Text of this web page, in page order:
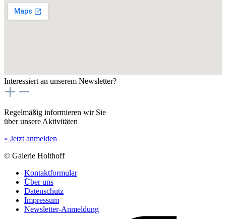
Interessiert an unserem Newsletter?
Regelmäßig informieren wir Sie
über unsere Aktivitäten
» Jetzt anmelden
© Galerie Holthoff
Kontaktformular
Über uns
Datenschutz
Impressum
Newsletter-Anmeldung